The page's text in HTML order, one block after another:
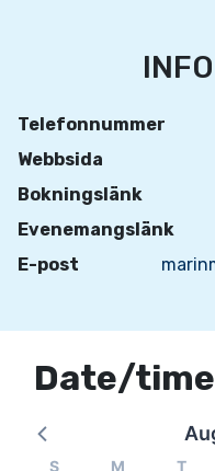
Telefonnummer
Webbsida
Bokningslänk
Evenemangslänk
E-post
Date/time
S M T